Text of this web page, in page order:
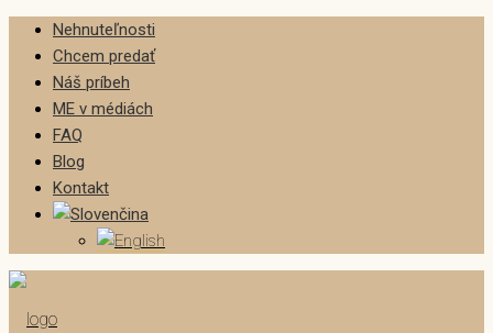
Nehnuteľnosti
Chcem predať
Náš príbeh
ME v médiách
FAQ
Blog
Kontakt